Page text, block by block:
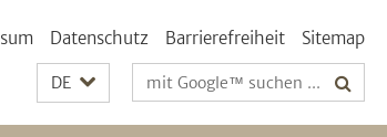
Datenschutz Barrierefreiheit Sitemap
DE Suchbegriffe